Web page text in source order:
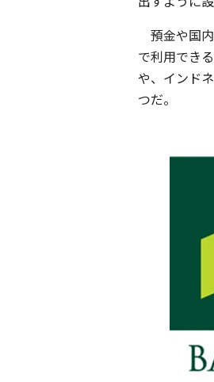
預金や国
で利用でき
や、インド
つだ。